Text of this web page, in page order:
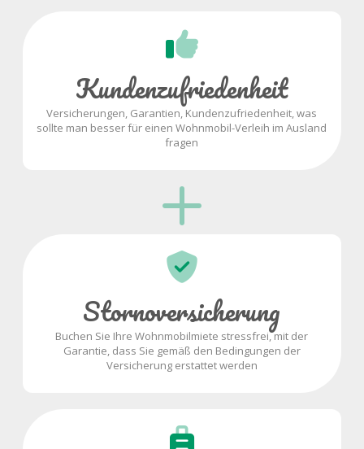
Kundenzufriedenheit
Versicherungen, Garantien, Kundenzufriedenheit, was
sollte man besser für einen Wohnmobil-Verleih im Ausland
fragen
Stornoversicherung
Buchen Sie Ihre Wohnmobilmiete stressfrei, mit der
Garantie, dass Sie gemäß den Bedingungen der
Versicherung erstattet werden